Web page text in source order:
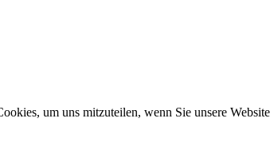
um uns mitzuteilen, wenn Sie unsere